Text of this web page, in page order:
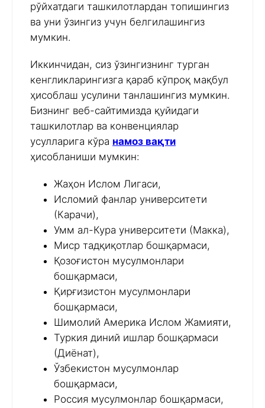
рўйхатдаги ташкилотлардан топишингиз
ва уни ўзингиз учун белгилашингиз
мумкин.
Иккинчидан, сиз ўзингизнинг турган
кенгликларингизга қараб кўпроқ мақбул
ҳисоблаш усулини танлашингиз мумкин.
Бизнинг веб-сайтимизда қуйидаги
ташкилотлар ва конвенциялар
усулларига кўра намоз вақти
ҳисобланиши мумкин:
Жаҳон Ислом Лигаси,
Исломий фанлар университети
(Карачи),
Умм ал-Кура университети (Макка),
Миср тадқиқотлар бошқармаси,
Қозоғистон мусулмонлари
бошқармаси,
Қирғизистон мусулмонлари
бошқармаси,
Шимолий Америка Ислом Жамияти,
Туркия диний ишлар бошқармаси
(Диёнат),
Ўзбекистон мусулмонлар
бошқармаси,
Россия мусулмонлар бошқармаси,